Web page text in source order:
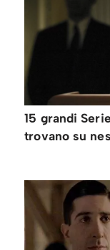
15 grandi
trovano su